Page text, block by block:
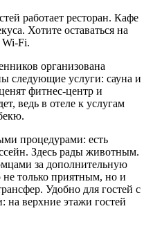
работает ресторан. Кафе
Хотите оставаться на
Wi-Fi.
организована
следующие услуги: сауна и
фитнес-центр и
ведь в отеле к услугам
процедурами: есть
Здесь рады животным.
за дополнительную
только приятным, но и
Удобно для гостей с
верхние этажи гостей